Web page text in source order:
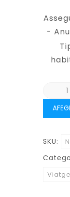
-
de
(DEL
AL
SKU: